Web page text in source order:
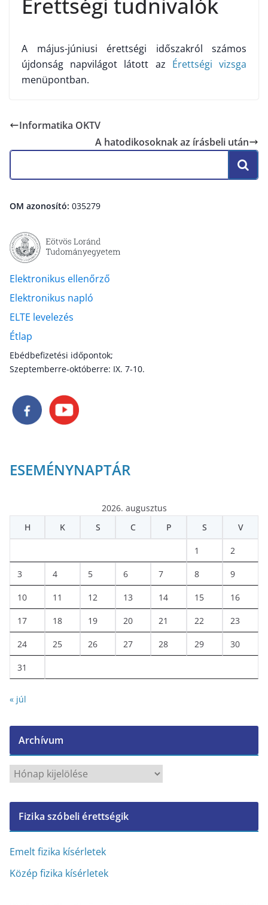
Érettségi tudnivalók
A május-júniusi érettségi időszakról számos
újdonság napvilágot látott az Érettségi vizsga
menüpontban.
Informatika OKTV
A hatodikosoknak az írásbeli után
OM azonosító: 035279
Elektronikus ellenőrző
Elektronikus napló
ELTE levelezés
Étlap
Ebédbefizetési időpontok;
Szeptemberre-októberre: IX. 7-10.
ESEMÉNYNAPTÁR
2026. augusztus
H
K S C P S V
1 2
3 4 5 6 7 8 9
10 11 12 13 14 15 16
17 18 19 20 21 22 23
24 25 26 27 28 29 30
31
« júl
Archívum
c
í
v
m
Fizika szóbeli érettségik
Emelt fizika kísérletek
Közép fizika kísérletek